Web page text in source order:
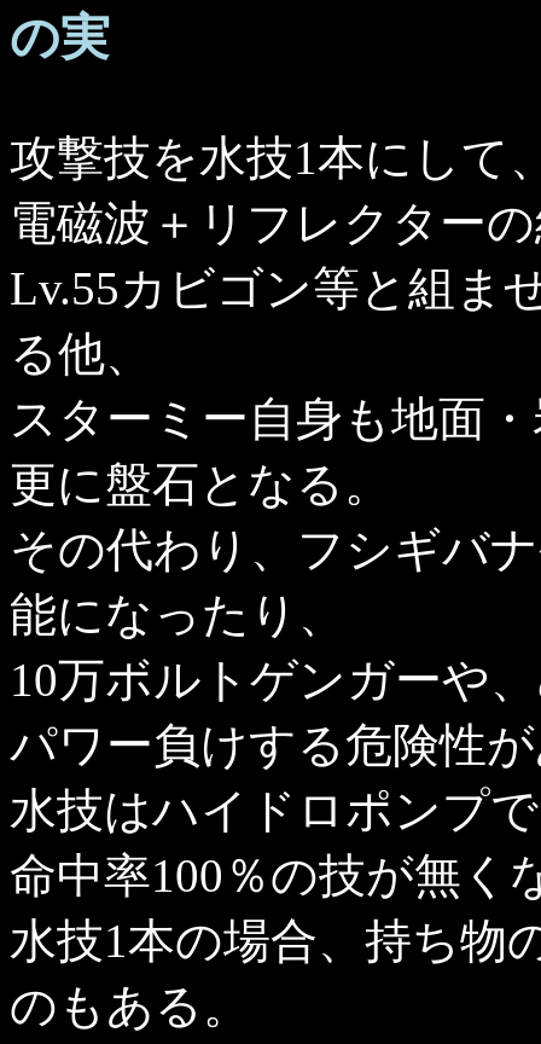
の実
攻撃技を水技1本にして
電磁波＋リフレクター
Lv.55カビゴン等と組ま
る他、
スターミー自身も地面
更に盤石となる。
その代わり、フシギバ
能になったり、
10万ボルトゲンガーや
パワー負けする危険性
水技はハイドロポンプ
命中率100％の技が無く
水技1本の場合、持ち物
のもある。